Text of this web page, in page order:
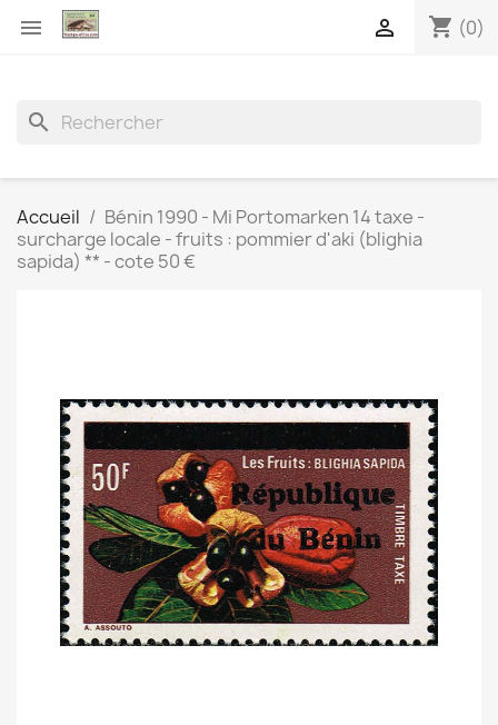
 shopping_cart (0)

search
Accueil
Bénin 1990 - Mi Portomarken 14 taxe -
surcharge locale - fruits : pommier d'aki (blighia
sapida) ** - cote 50 €